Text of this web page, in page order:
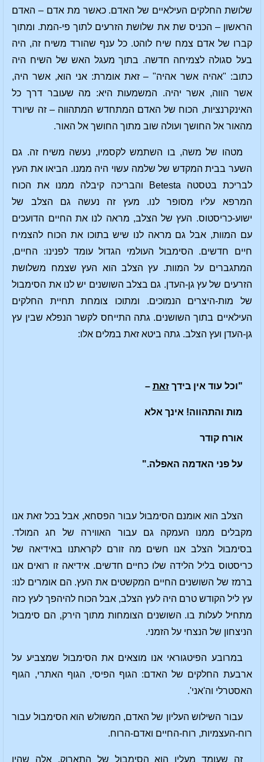
שלושת החלקים העילאיים של האדם. כאשר מת אדם – האדם
הראשון – הכניס שת את שלושת הזרעים לתוך פי-המת. ומתוך
קברו של אדם צמח שיח לוהט. כל ענף שהורד משיח זה, היה
בעל סגולה לצמיחה חדשה. בתוך מעגל האש של השיח היה
כתוב: "אהיה אשר אהיה" – זאת אומרת: אני הוא, אשר היה,
אשר הווה, אשר יהיה. המשמעות היא: מה שעובר דרך כל
האינקרנציות, הכוח של האדם המתחדש המתהווה – זה שיורד
מהאור אל החושך ועולה שוב מתוך החושך אל האור.
מטהו של משה, בו השתמש לקסמיו, נעשה משיח זה. גם
השער בבית המקדש של שלמה עשוי היה ממנו. הביאו את העץ
לבריכת בטסטה Betesta והבריכה קיבלה ממנו את הכוח
המרפא עליו מסופר לנו. מעץ זה נעשה גם הצלב של
ישוע-כריסטוס. העץ של הצלב, מראה לנו את החיים הדועכים
עם המוות, אבל גם מראה לנו שיש בתוכו את הכוח להצמיח
חיים חדשים. הסימבול העולמי הגדול עומד לפנינו: החיים,
המתגברים על המוות. עץ הצלב הוא העץ שצמח משלושת
הזרעים של עץ גן-העדן. גם בצלב השושנים יש לנו את הסימבול
של מות-היצרים הנמוכים. ומתוכו צומחת תחיית החלקים
העילאיים בתוך השושנים. גתה התייחס לקשר הנפלא שבין עץ
גן-העדן ועץ הצלב. גתה ביטא זאת במלים אלו:
"וכל עוד אין בידךזאת –
מות והתהווה! אינך אלא
אורח קודר
על פני האדמה האפלה."
הצלב הוא אומנם הסימבול עבור הפסחא, אבל בכל זאת אנו
מקבלים ממנו העמקה גם עבור האווירה של חג המולד.
בסימבול הצלב אנו חשים מה זורם לקראתנו באידיאה של
כריסטוס בליל הלידה שלו כחיים חדשים. אידיאה זו רואים אנו
ברמז של השושנים החיים המקשטים את העץ. הם אומרים לנו:
עץ ליל הקודש טרם היה לעץ הצלב, אבל הכוח להיהפך לעץ כזה
מתחיל לעלות בו. השושנים הצומחות מתוך הירק, הם סימבול
הניצחון של הנצחי על הזמני.
במרובע הפיטגוראי אנו מוצאים את הסימבול שמצביע על
ארבעת החלקים של האדם: הגוף הפיסי, הגוף האתרי, הגוף
האסטרלי וה'אני'.
עבור השילוש העליון של האדם, המשולש הוא הסימבול עבור
רוח-העצמיות, רוח-החיים ואדם-הרוח.
זה שעומד מעליו הוא הסימבול של התארוק. אלה שהיו